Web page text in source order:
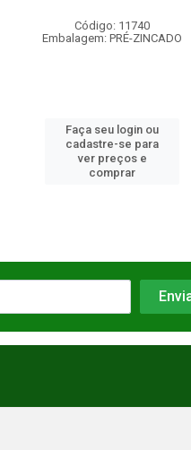
Código: 11154
Embalagem: UN/01
Faça seu login ou
cadastre-se para
ver preços e
comprar